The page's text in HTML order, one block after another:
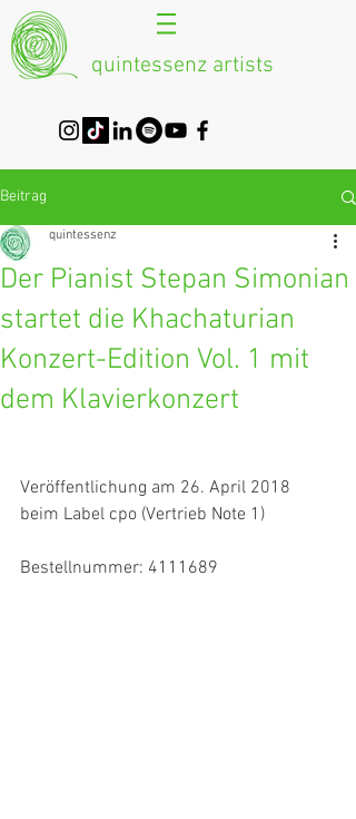
quintessenz artists
Beitrag
Der Pianist Stepan Simonian
startet die Khachaturian
Konzert-Edition Vol. 1 mit
dem Klavierkonzert
quintessenz
Veröffentlichung am 26. April 2018
beim Label cpo (Vertrieb Note 1)
Bestellnummer: 4111689